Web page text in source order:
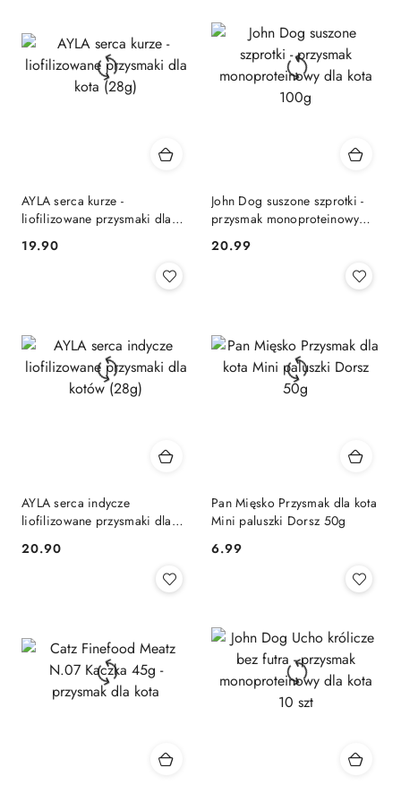
AYLA serca kurze -
liofilizowane przysmaki dla
Cena:
19.90
John Dog suszone szprotki -
przysmak monoproteinowy
Cena:
20.99
AYLA serca indycze
liofilizowane przysmaki dla
Cena:
20.90
Pan Mięsko Przysmak dla kota
Mini paluszki Dorsz 50g
Cena:
6.99